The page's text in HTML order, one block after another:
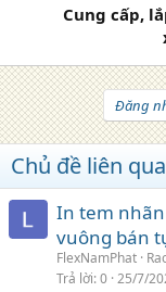
Cung cấp,
Đăng
Chủ đề liên
In tem
vuông bán
FlexNamPhat
Trả lời 0 25/7/